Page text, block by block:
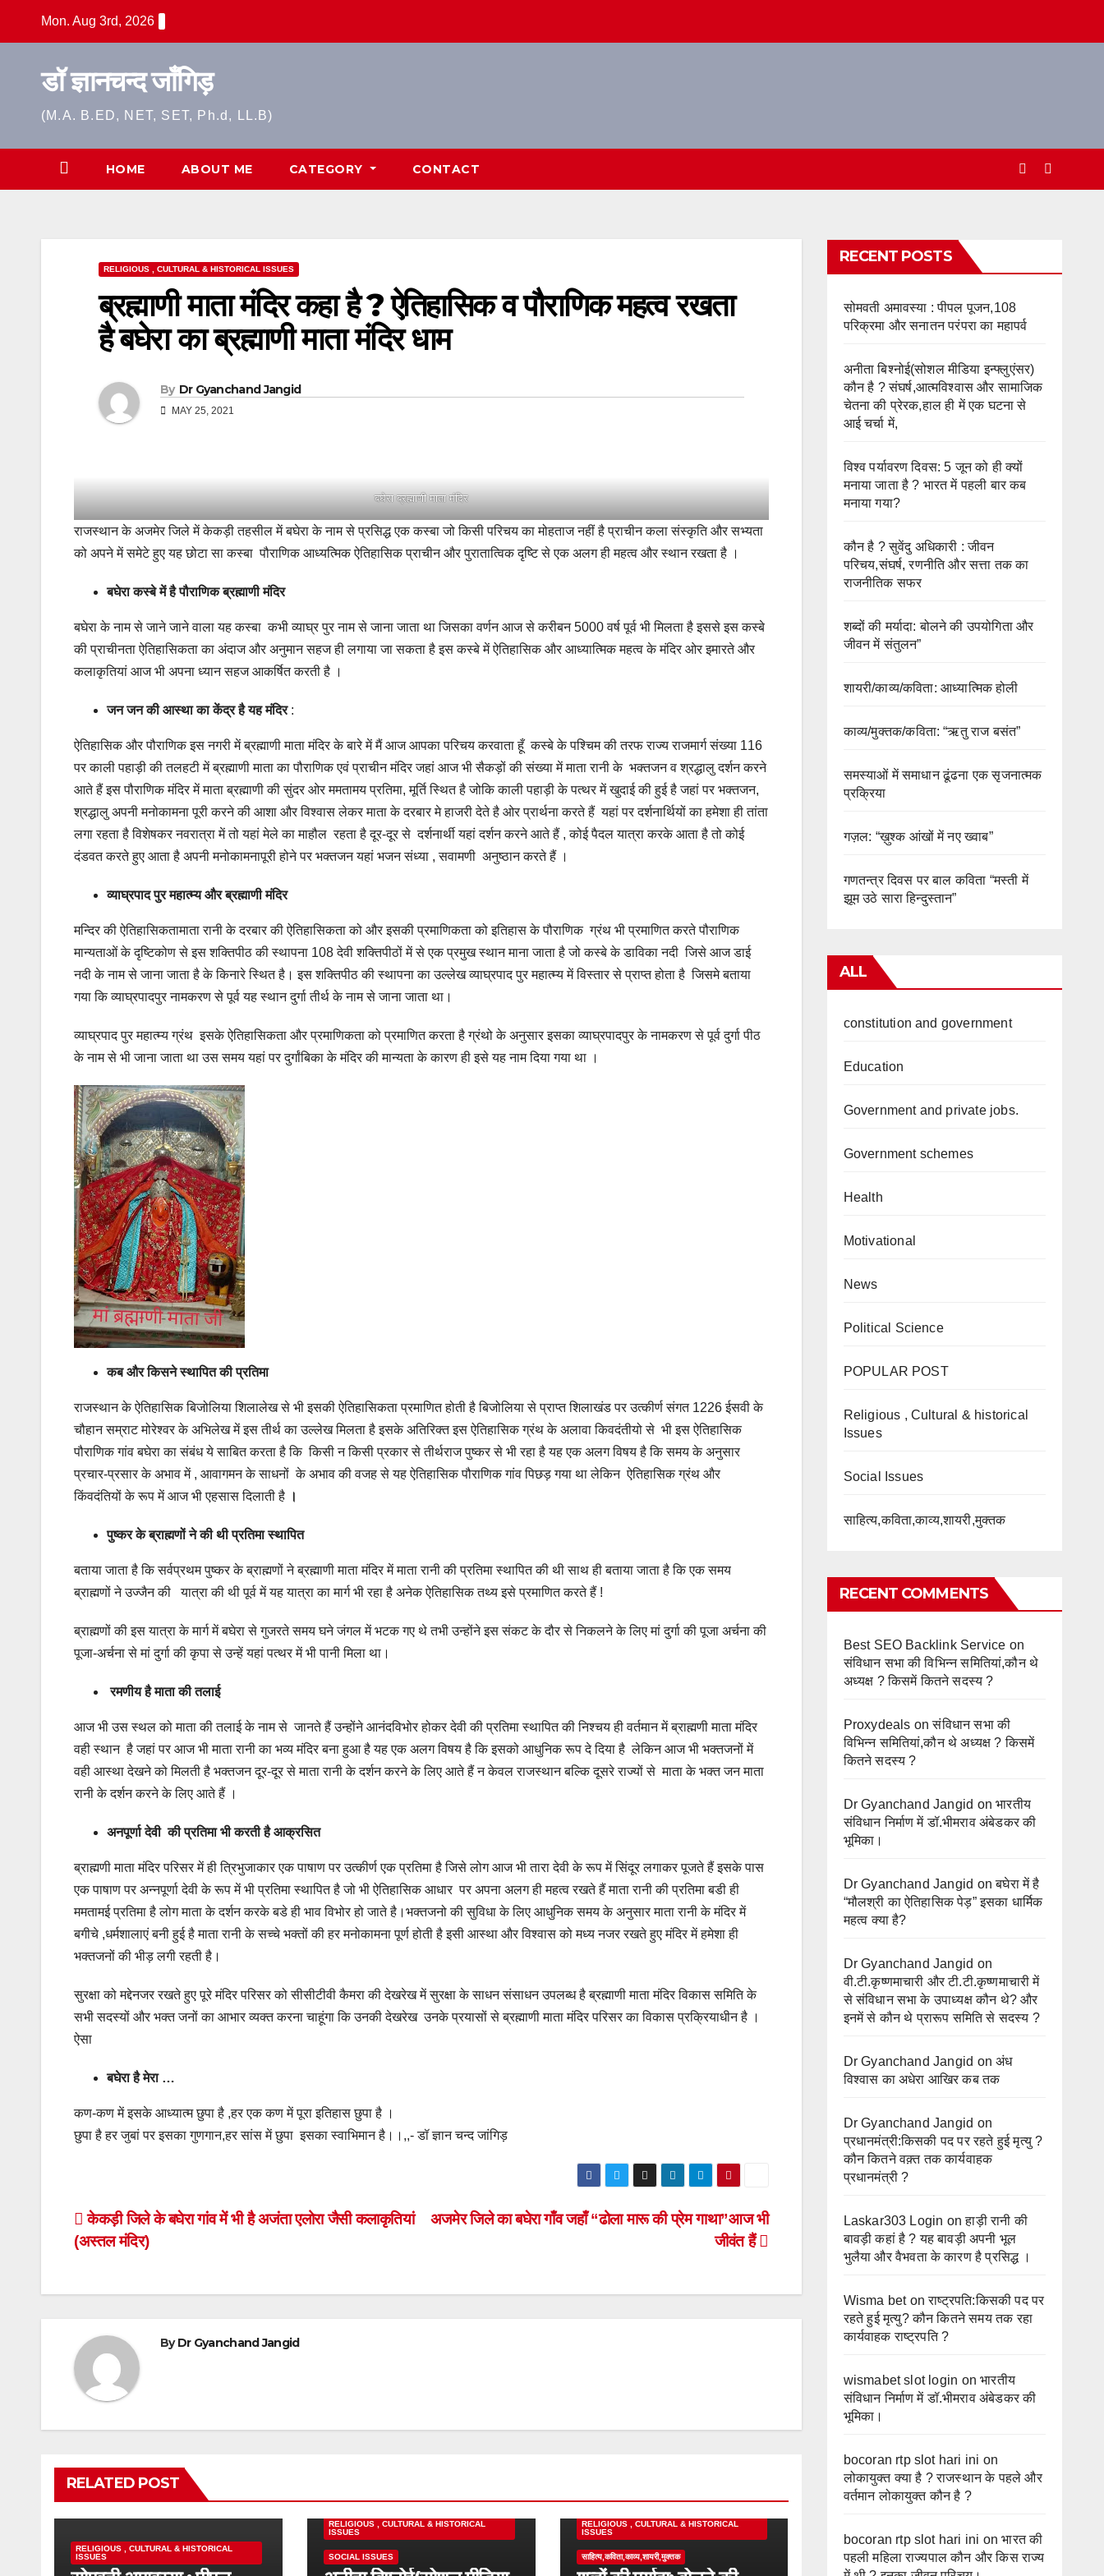
Mon. Aug 3rd, 2026
डॉ ज्ञानचन्द जाँगिड़
(M.A. B.ED, NET, SET, Ph.d, LL.B)
HOME ABOUT ME CATEGORY CONTACT
RELIGIOUS , CULTURAL & HISTORICAL ISSUES
ब्रह्माणी माता मंदिर कहा है ? ऐतिहासिक व पौराणिक महत्व रखता
है बघेरा का ब्रह्माणी माता मंदिर धाम
By Dr Gyanchand Jangid
MAY 25, 2021
बघेरा ब्रह्माणी माता मंदिर
राजस्थान के अजमेर जिले में केकड़ी तहसील में बघेरा के नाम से प्रसिद्ध एक कस्बा जो किसी परिचय का मोहताज नहीं है प्राचीन कला संस्कृति और सभ्यता
को अपने में समेटे हुए यह छोटा सा कस्बा पौराणिक आध्यत्मिक ऐतिहासिक प्राचीन और पुरातात्विक दृष्टि से एक अलग ही महत्व और स्थान रखता है ।
बघेरा कस्बे में है पौराणिक ब्रह्माणी मंदिर
बघेरा के नाम से जाने जाने वाला यह कस्बा कभी व्याघ्र पुर नाम से जाना जाता था जिसका वर्णन आज से करीबन 5000 वर्ष पूर्व भी मिलता है इससे इस कस्बे
की प्राचीनता ऐतिहासिकता का अंदाज और अनुमान सहज ही लगाया जा सकता है इस कस्बे में ऐतिहासिक और आध्यात्मिक महत्व के मंदिर ओर इमारते और
कलाकृतियां आज भी अपना ध्यान सहज आकर्षित करती है ।
जन जन की आस्था का केंद्र है यह मंदिर :
ऐतिहासिक और पौराणिक इस नगरी में ब्रह्माणी माता मंदिर के बारे में मैं आज आपका परिचय करवाता हूँ कस्बे के पश्चिम की तरफ राज्य राजमार्ग संख्या 116
पर काली पहाड़ी की तलहटी में ब्रह्माणी माता का पौराणिक एवं प्राचीन मंदिर जहां आज भी सैकड़ों की संख्या में माता रानी के भक्तजन व श्रद्धालु दर्शन करने
आते हैं इस पौराणिक मंदिर में माता ब्रह्माणी की सुंदर ओर ममतामय प्रतिमा, मूर्ति स्थित है जोकि काली पहाड़ी के पत्थर में खुदाई की हुई है जहां पर भक्तजन,
श्रद्धालु अपनी मनोकामना पूरी करने की आशा और विश्वास लेकर माता के दरबार मे हाजरी देते है ओर प्रार्थना करते हैं यहां पर दर्शनार्थियों का हमेशा ही तांता
लगा रहता है विशेषकर नवरात्रा में तो यहां मेले का माहौल रहता है दूर-दूर से दर्शनार्थी यहां दर्शन करने आते हैं , कोई पैदल यात्रा करके आता है तो कोई
दंडवत करते हुए आता है अपनी मनोकामनापूरी होने पर भक्तजन यहां भजन संध्या , सवामणी अनुष्ठान करते हैं ।
व्याघ्रपाद पुर महात्म्य और ब्रह्माणी मंदिर
मन्दिर की ऐतिहासिकतामाता रानी के दरबार की ऐतिहासिकता को और इसकी प्रमाणिकता को इतिहास के पौराणिक ग्रंथ भी प्रमाणित करते पौराणिक
मान्यताओं के दृष्टिकोण से इस शक्तिपीठ की स्थापना 108 देवी शक्तिपीठों में से एक प्रमुख स्थान माना जाता है जो कस्बे के डाविका नदी जिसे आज डाई
नदी के नाम से जाना जाता है के किनारे स्थित है। इस शक्तिपीठ की स्थापना का उल्लेख व्याघ्रपाद पुर महात्म्य में विस्तार से प्राप्त होता है जिसमे बताया
गया कि व्याघ्रपादपुर नामकरण से पूर्व यह स्थान दुर्गा तीर्थ के नाम से जाना जाता था।
व्याघ्रपाद पुर महात्म्य ग्रंथ इसके ऐतिहासिकता और प्रमाणिकता को प्रमाणित करता है ग्रंथो के अनुसार इसका व्याघ्रपादपुर के नामकरण से पूर्व दुर्गा पीठ
के नाम से भी जाना जाता था उस समय यहां पर दुर्गांबिका के मंदिर की मान्यता के कारण ही इसे यह नाम दिया गया था ।
कब और किसने स्थापित की प्रतिमा
राजस्थान के ऐतिहासिक बिजोलिया शिलालेख से भी इसकी ऐतिहासिकता प्रमाणित होती है बिजोलिया से प्राप्त शिलाखंड पर उत्कीर्ण संगत 1226 ईसवी के
चौहान सम्राट मोरेश्वर के अभिलेख में इस तीर्थ का उल्लेख मिलता है इसके अतिरिक्त इस ऐतिहासिक ग्रंथ के अलावा किवदंतीयो से भी इस ऐतिहासिक
पौराणिक गांव बघेरा का संबंध ये साबित करता है कि किसी न किसी प्रकार से तीर्थराज पुष्कर से भी रहा है यह एक अलग विषय है कि समय के अनुसार
प्रचार-प्रसार के अभाव में , आवागमन के साधनों के अभाव की वजह से यह ऐतिहासिक पौराणिक गांव पिछड़ गया था लेकिन ऐतिहासिक ग्रंथ और
किंवदंतियों के रूप में आज भी एहसास दिलाती है ।
पुष्कर के ब्राह्मणों ने की थी प्रतिमा स्थापित
बताया जाता है कि सर्वप्रथम पुष्कर के ब्राह्मणों ने ब्रह्माणी माता मंदिर में माता रानी की प्रतिमा स्थापित की थी साथ ही बताया जाता है कि एक समय
ब्राह्मणों ने उज्जैन की यात्रा की थी पूर्व में यह यात्रा का मार्ग भी रहा है अनेक ऐतिहासिक तथ्य इसे प्रमाणित करते हैं !
ब्राह्मणों की इस यात्रा के मार्ग में बघेरा से गुजरते समय घने जंगल में भटक गए थे तभी उन्होंने इस संकट के दौर से निकलने के लिए मां दुर्गा की पूजा अर्चना की
पूजा-अर्चना से मां दुर्गा की कृपा से उन्हें यहां पत्थर में भी पानी मिला था।
रमणीय है माता की तलाई
आज भी उस स्थल को माता की तलाई के नाम से जानते हैं उन्होंने आनंदविभोर होकर देवी की प्रतिमा स्थापित की निश्चय ही वर्तमान में ब्राह्मणी माता मंदिर
वही स्थान है जहां पर आज भी माता रानी का भव्य मंदिर बना हुआ है यह एक अलग विषय है कि इसको आधुनिक रूप दे दिया है लेकिन आज भी भक्तजनों में
वही आस्था देखने को मिलती है भक्तजन दूर-दूर से माता रानी के दर्शन करने के लिए आते हैं न केवल राजस्थान बल्कि दूसरे राज्यों से माता के भक्त जन माता
रानी के दर्शन करने के लिए आते हैं ।
अनपूर्णा देवी की प्रतिमा भी करती है आक्रसित
ब्राह्मणी माता मंदिर परिसर में ही त्रिभुजाकार एक पाषाण पर उत्कीर्ण एक प्रतिमा है जिसे लोग आज भी तारा देवी के रूप में सिंदूर लगाकर पूजते हैं इसके पास
एक पाषाण पर अन्नपूर्णा देवी के रूप में भी प्रतिमा स्थापित है जो भी ऐतिहासिक आधार पर अपना अलग ही महत्व रखते हैं माता रानी की प्रतिमा बडी ही
ममतामई प्रतिमा है लोग माता के दर्शन करके बडे ही भाव विभोर हो जाते है।भक्तजनो की सुविधा के लिए आधुनिक समय के अनुसार माता रानी के मंदिर में
बगीचे ,धर्मशालाएं बनी हुई है माता रानी के सच्चे भक्तों की हर मनोकामना पूर्ण होती है इसी आस्था और विश्वास को मध्य नजर रखते हुए मंदिर में हमेशा ही
भक्तजनों की भीड़ लगी रहती है।
सुरक्षा को मद्देनजर रखते हुए पूरे मंदिर परिसर को सीसीटीवी कैमरा की देखरेख में सुरक्षा के साधन संसाधन उपलब्ध है ब्रह्माणी माता मंदिर विकास समिति के
सभी सदस्यों और भक्त जनों का आभार व्यक्त करना चाहूंगा कि उनकी देखरेख उनके प्रयासों से ब्रह्माणी माता मंदिर परिसर का विकास प्रक्रियाधीन है ।
ऐसा
बघेरा है मेरा …
कण-कण में इसके आध्यात्म छुपा है ,हर एक कण में पूरा इतिहास छुपा है ।
छुपा है हर जुबां पर इसका गुणगान,हर सांस में छुपा इसका स्वाभिमान है।।,,- डॉ ज्ञान चन्द जांगिड़
Post
navigation
अजमेर जिले का बघेरा गाँव जहाँ “ढोला मारू की प्रेम गाथा”आज भी
जीवंत हैं
केकड़ी जिले के बघेरा गांव में भी है अजंता एलोरा जैसी कलाकृतियां
(अस्तल मंदिर)
ByDr Gyanchand Jangid
RELATED POST
RELIGIOUS , CULTURAL & HISTORICAL
ISSUES
RELIGIOUS , CULTURAL & HISTORICAL
ISSUES
SOCIAL ISSUES
RELIGIOUS , CULTURAL & HISTORICAL
ISSUES
साहित्य,कविता,काव्य,शायरी,मुक्तक
RECENT POSTS
सोमवती अमावस्या : पीपल पूजन,108
परिक्रमा और सनातन परंपरा का महापर्व
अनीता बिश्नोई(सोशल मीडिया इन्फ्लुएंसर)
कौन है ? संघर्ष,आत्मविश्वास और सामाजिक
चेतना की प्रेरक,हाल ही में एक घटना से
आई चर्चा में,
विश्व पर्यावरण दिवस: 5 जून को ही क्यों
मनाया जाता है ? भारत में पहली बार कब
मनाया गया?
कौन है ? सुवेंदु अधिकारी : जीवन
परिचय,संघर्ष, रणनीति और सत्ता तक का
राजनीतिक सफर
शब्दों की मर्यादा: बोलने की उपयोगिता और
जीवन में संतुलन”
शायरी/काव्य/कविता: आध्यात्मिक होली
काव्य/मुक्तक/कविता: “ऋतु राज बसंत”
समस्याओं में समाधान ढूंढना एक सृजनात्मक
प्रक्रिया
गज़ल: “ख़ुश्क आंखों में नए ख्वाब”
गणतन्त्र दिवस पर बाल कविता “मस्ती में
झूम उठे सारा हिन्दुस्तान”
ALL
constitution and government
Education
Government and private jobs.
Government schemes
Health
Motivational
News
Political Science
POPULAR POST
Religious , Cultural & historical
Issues
Social Issues
साहित्य,कविता,काव्य,शायरी,मुक्तक
RECENT COMMENTS
Best SEO Backlink Service on
संविधान सभा की विभिन्न समितियां,कौन थे
अध्यक्ष ? किसमें कितने सदस्य ?
Proxydeals onसंविधान सभा की
विभिन्न समितियां,कौन थे अध्यक्ष ? किसमें
कितने सदस्य ?
Dr Gyanchand Jangid onभारतीय
संविधान निर्माण में डॉ.भीमराव अंबेडकर की
भूमिका।
Dr Gyanchand Jangid onबघेरा में है
“मौलश्री का ऐतिहासिक पेड़” इसका धार्मिक
महत्व क्या है?
Dr Gyanchand Jangid on
वी.टी.कृष्णमाचारी और टी.टी.कृष्णमाचारी में
से संविधान सभा के उपाध्यक्ष कौन थे? और
इनमें से कौन थे प्रारूप समिति से सदस्य ?
Dr Gyanchand Jangid onअंध
विश्वास का अधेरा आखिर कब तक
Dr Gyanchand Jangid on
प्रधानमंत्री:किसकी पद पर रहते हुई मृत्यु ?
कौन कितने वक़्त तक कार्यवाहक
प्रधानमंत्री ?
Laskar303 Login onहाड़ी रानी की
बावड़ी कहां है ? यह बावड़ी अपनी भूल
भुलैया और वैभवता के कारण है प्रसिद्ध ।
Wisma betonराष्ट्रपति:किसकी पद पर
रहते हुई मृत्यु? कौन कितने समय तक रहा
कार्यवाहक राष्ट्रपति ?
wismabet slot login onभारतीय
संविधान निर्माण में डॉ.भीमराव अंबेडकर की
भूमिका।
bocoran rtp slot hari ini on
लोकायुक्त क्या है ? राजस्थान के पहले और
वर्तमान लोकायुक्त कौन है ?
bocoran rtp slot hari ini onभारत की
पहली महिला राज्यपाल कौन और किस राज्य